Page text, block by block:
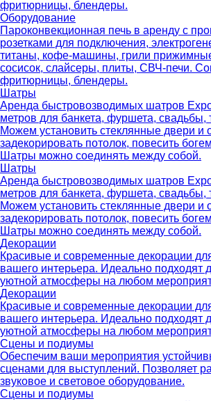
фритюрницы, блендеры.
Оборудование
Пароконвекционная печь в аренду с
розетками для подключения,
титаны, кофе-машины, грили
сосисок, слайсеры, плиты, СВЧ-печи.
фритюрницы, блендеры.
Шатры
Аренда быстровозводимых шатров
метров для банкета, фуршета, свадьбы,
Можем установить стеклянные двери и
задекорировать потолок, повесить
Шатры можно соединять между собой.
Шатры
Аренда быстровозводимых шатров
метров для банкета, фуршета, свадьбы,
Можем установить стеклянные двери и
задекорировать потолок, повесить
Шатры можно соединять между собой.
Декорации
Красивые и современные декорации
вашего интерьера. Идеально подходят
уютной атмосферы на любом
Декорации
Красивые и современные декорации
вашего интерьера. Идеально подходят
уютной атмосферы на любом
Сцены и подиумы
Обеспечим ваши мероприятия
сценами для выступлений. Позволяет
звуковое и световое оборудование.
Сцены и подиумы